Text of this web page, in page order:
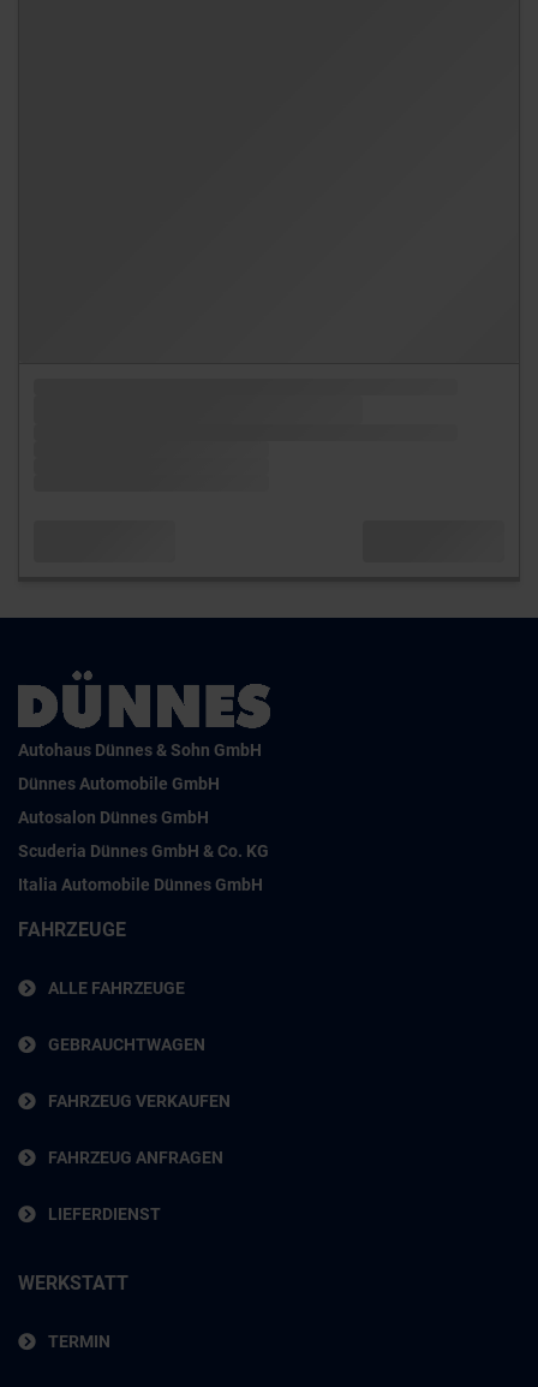
Autohaus Dünnes & Sohn GmbH
Dünnes Automobile GmbH
Autosalon Dünnes GmbH
Scuderia Dünnes GmbH & Co. KG
Italia Automobile Dünnes GmbH
FAHRZEUGE
ALLE FAHRZEUGE
GEBRAUCHTWAGEN
FAHRZEUG VERKAUFEN
FAHRZEUG ANFRAGEN
LIEFERDIENST
WERKSTATT
TERMIN